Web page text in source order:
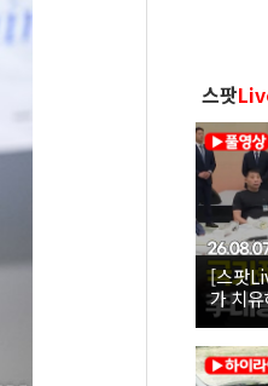
스팟
[스팟
가 치